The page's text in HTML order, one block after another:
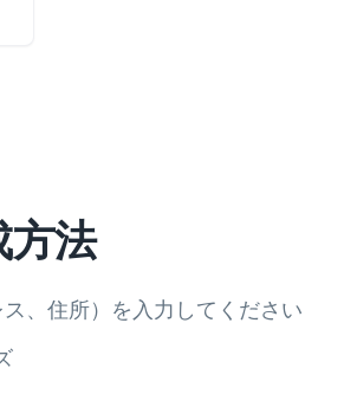
法
、住所）を入力してください